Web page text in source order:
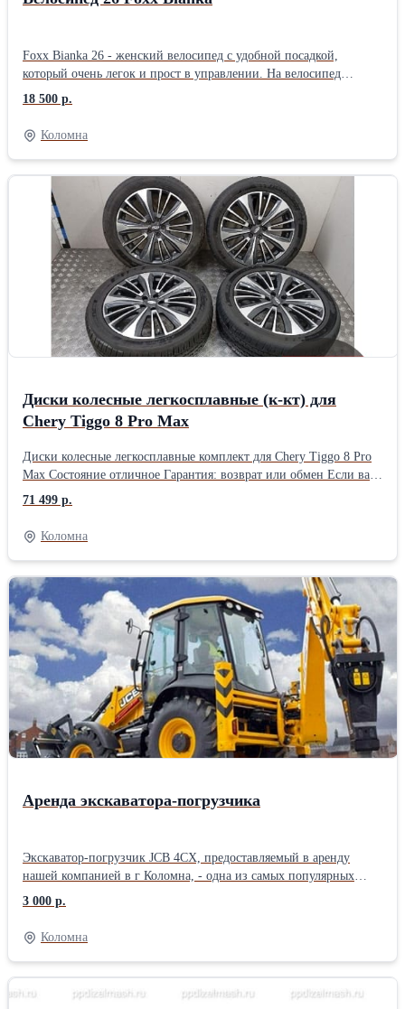
Foxx Bianka 26 - женский велосипед с удобной посадкой,
который очень легок и прост в управлении. На велосипед
установлена амортизационная вилка с ходом 60мм, которая
отлично сгладит все неровности и трансмиссия на 18 скоростей,
обеспечивающая комфортное передвижение при любых
условиях.
18 500 р.
Коломна
Диски колесные легкосплавные (к-кт) для
Chery Tiggo 8 Pro Max
Диски колесные легкосплавные комплект для Chery Tiggo 8 Pro
Max Состояние отличное Гарантия: возврат или обмен Если вам
нужны б/у или новые запчасти для автомобиля в Коломне
обращайтесь к нам. Мы привезем любые запчасти для иномарок
на заказ. Наши услуги отличаются оперативностью и гибким
подходом к клиенту. Работаем в Коломне, Рязани, Воскресенске,
Егорьевске, Луховицах, Озерах, Зарайске и по Новорязанскому
шоссе.
71 499 р.
Коломна
Аренда экскаватора-погрузчика
Экскаватор-погрузчик JCB 4CX, предоставляемый в аренду
нашей компанией в г Коломна, - одна из самых популярных
моделей широко известного производителя с британскими
корнями. Машиностроительная компания JCB, выпускающая
спецтехнику различного назначения, считается родоначальницей
экскаваторов–погрузчиков, поэтому имеет статус мирового
лидера с устойчивой репутацией. +7 (906) 000-60-80 +7 (985)
3 000 р.
Коломна